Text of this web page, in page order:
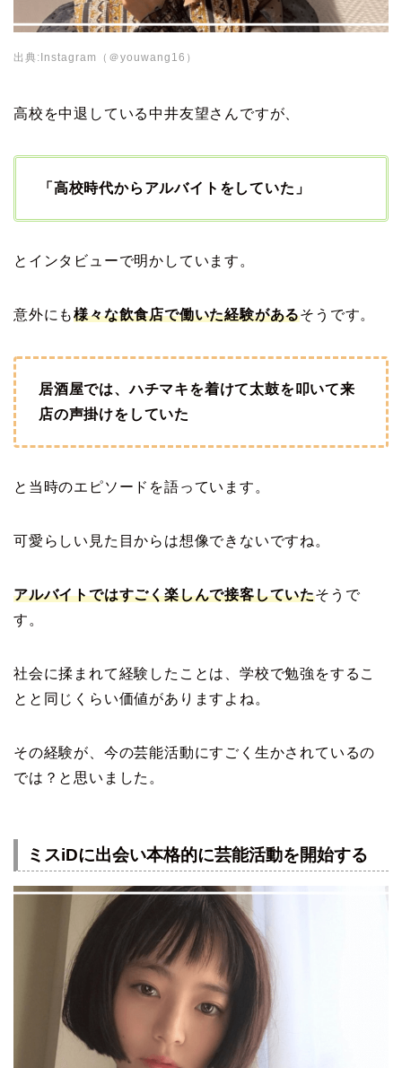
出典:Instagram（＠youwang16）
高校を中退している中井友望さんですが、
「高校時代からアルバイトをしていた」
とインタビューで明かしています。
意外にも様々な飲食店で働いた経験があるそうです。
居酒屋では、ハチマキを着けて太鼓を叩いて来
店の声掛けをしていた
と当時のエピソードを語っています。
可愛らしい見た目からは想像できないですね。
アルバイトではすごく楽しんで接客していたそうで
す。
社会に揉まれて経験したことは、学校で勉強をするこ
とと同じくらい価値がありますよね。
その経験が、今の芸能活動にすごく生かされているの
では？と思いました。
ミスiDに出会い本格的に芸能活動を開始する